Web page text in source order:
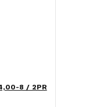
8 / 2PR